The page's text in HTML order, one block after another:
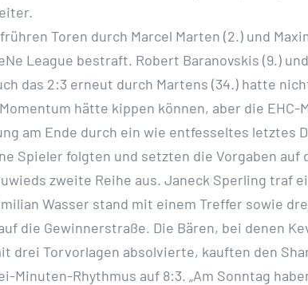
Toren durch Marcel Marten (2.) und
League bestraft. Robert Baranovskis (9.)
das 2:3 erneut durch Martens (34.) hatte
hätte kippen können, aber die
am Ende durch ein wie entfesseltes
Spieler folgten und setzten die Vorgaben auf
zweite Reihe aus. Janeck Sperling traf
Wasser stand mit einem Treffer sowie
die Gewinnerstraße. Die Bären, bei denen
Torvorlagen absolvierte, kauften den
Minuten-Rhythmus auf 8:3. „Am Sonntag